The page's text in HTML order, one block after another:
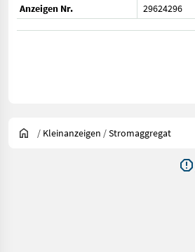
Anzeigen Nr.
29624296
/ Kleinanzeigen /Stromaggregat